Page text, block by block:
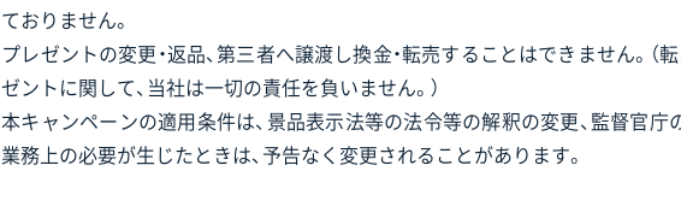
ておりません。
プレゼントの変更・返品、第三者へ譲渡し換金・転売することはできません。（
ゼントに関して、当社は一切の責任を負いません。）
本キャンペーンの適用条件は、景品表示法等の法令等の解釈の変更、監督官庁
業務上の必要が生じたときは、予告なく変更されることがあります。